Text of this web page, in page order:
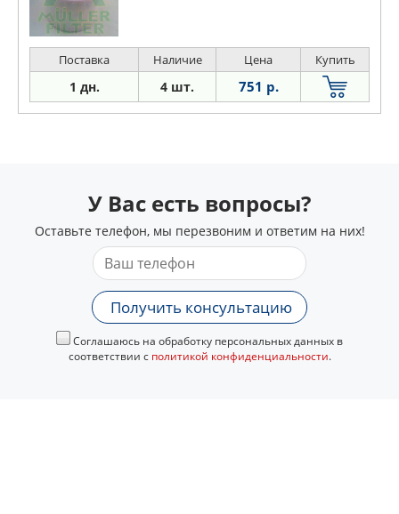
Поставка Наличие Цена Купить
1 дн. 4 шт. 751 р.
У Вас есть вопросы?
Оставьте телефон, мы перезвоним и ответим на них!
Получить консультацию
Соглашаюсь на обработку персональных данных в
соответствии с политикой конфиденциальности.